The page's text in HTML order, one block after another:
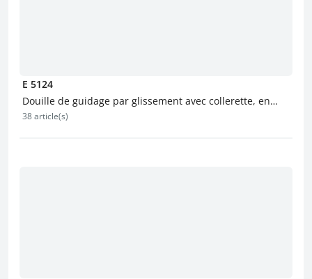
E 5124
Douille de guidage par glissement avec collerette, en
acier
38 article(s)